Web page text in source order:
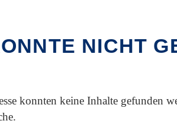
NICHT
konnten keine Inhalte gefunden